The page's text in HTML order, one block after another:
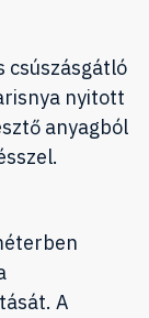
csúszásgátló
nyitott
anyagból
A